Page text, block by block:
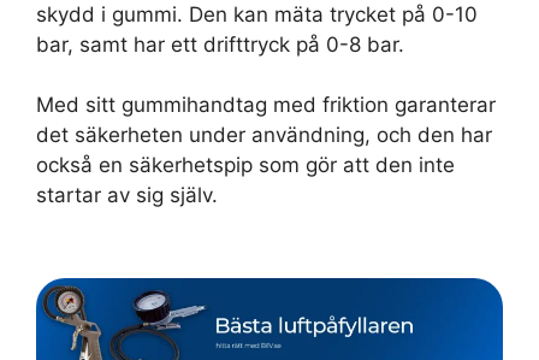
skydd i gummi. Den kan mäta trycket på 0-10
bar, samt har ett drifttryck på 0-8 bar.
Med sitt gummihandtag med friktion garanterar
det säkerheten under användning, och den har
också en säkerhetspip som gör att den inte
startar av sig själv.